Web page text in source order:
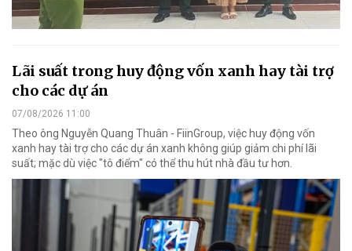
Lãi suất trong huy động vốn xanh hay tài trợ
cho các dự án
07/08/2026 11:00
Theo ông Nguyễn Quang Thuân - FiinGroup, việc huy động vốn
xanh hay tài trợ cho các dự án xanh không giúp giảm chi phí lãi
suất; mặc dù việc "tô điểm" có thể thu hút nhà đầu tư hơn.